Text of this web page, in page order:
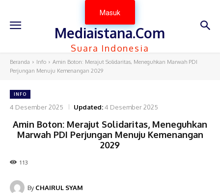
Masuk
Mediaistana.Com
Suara Indonesia
Beranda Info
Amin Boton: Merajut Solidaritas, Meneguhkan Marwah PDI
Perjungan Menuju Kemenangan 2029
INFO
4 Desember 2025 Updated:4 Desember 2025
Amin Boton: Merajut Solidaritas, Meneguhkan
Marwah PDI Perjungan Menuju Kemenangan
2029
113
By CHAIRUL SYAM